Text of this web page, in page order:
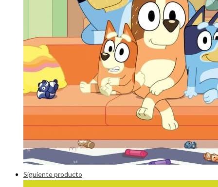
Siguiente producto